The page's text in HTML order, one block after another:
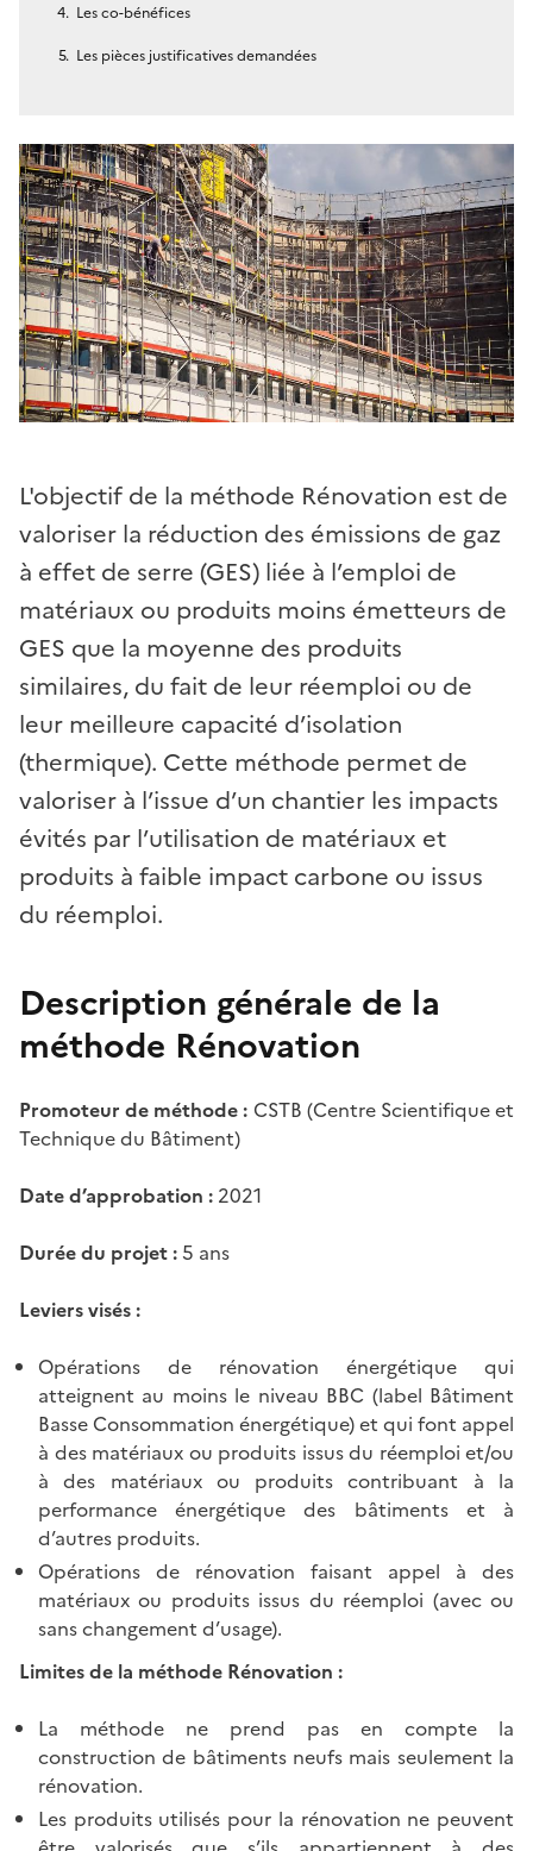
Les co-bénéfices
Les pièces justificatives demandées
L'objectif de la méthode Rénovation est de
valoriser la réduction des émissions de gaz
à effet de serre (GES) liée à l’emploi de
matériaux ou produits moins émetteurs de
GES que la moyenne des produits
similaires, du fait de leur réemploi ou de
leur meilleure capacité d’isolation
(thermique). Cette méthode permet de
valoriser à l’issue d’un chantier les impacts
évités par l’utilisation de matériaux et
produits à faible impact carbone ou issus
du réemploi.
Description générale de la
méthode Rénovation
Promoteur de méthode : CSTB (Centre Scientifique et
Technique du Bâtiment)
Date d’approbation : 2021
Durée du projet : 5 ans
Leviers visés :
Opérations de rénovation énergétique qui
atteignent au moins le niveau BBC (label Bâtiment
Basse Consommation énergétique) et qui font appel
à des matériaux ou produits issus du réemploi et/ou
à des matériaux ou produits contribuant à la
performance énergétique des bâtiments et à
d’autres produits.
Opérations de rénovation faisant appel à des
matériaux ou produits issus du réemploi (avec ou
sans changement d’usage).
Limites de la méthode Rénovation :
La méthode ne prend pas en compte la
construction de bâtiments neufs mais seulement la
rénovation.
Les produits utilisés pour la rénovation ne peuvent